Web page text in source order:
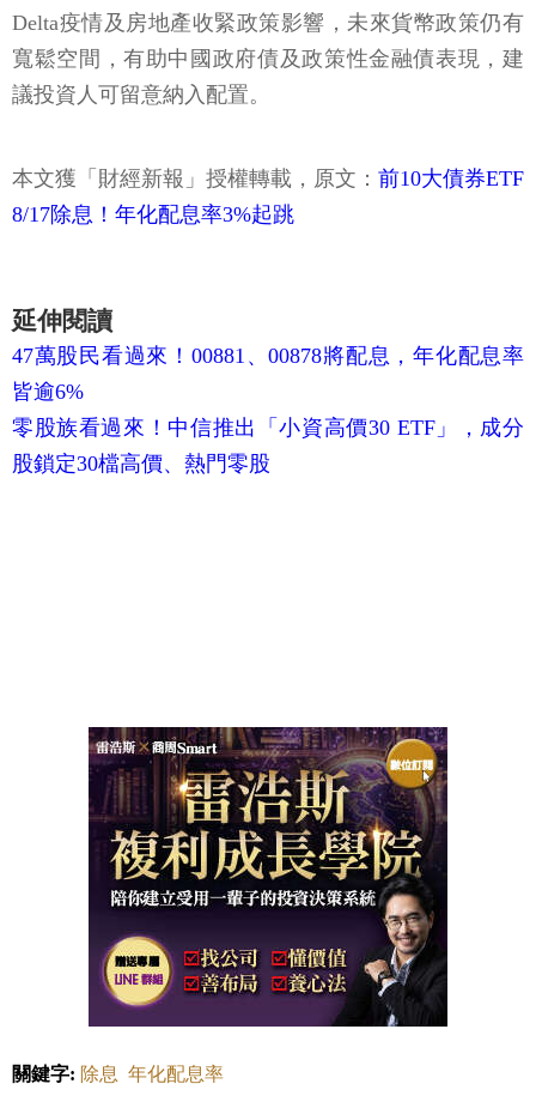
Delta疫情及房地產收緊政策影響，未來貨幣政策仍有
寬鬆空間，有助中國政府債及政策性金融債表現，建
議投資人可留意納入配置。
本文獲「財經新報」授權轉載，原文： 前10大債券ETF
8/17除息！年化配息率3%起跳
延伸閱讀
47萬股民看過來！00881、00878將配息，年化配息率
皆逾6%
零股族看過來！中信推出「小資高價30 ETF」，成分
股鎖定30檔高價、熱門零股
關鍵字: 除息 年化配息率